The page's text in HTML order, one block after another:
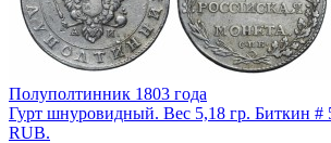
Полуполтинник 1803 года
Гурт шнуровидный. Вес 5,18 гр. Биткин #
RUB.